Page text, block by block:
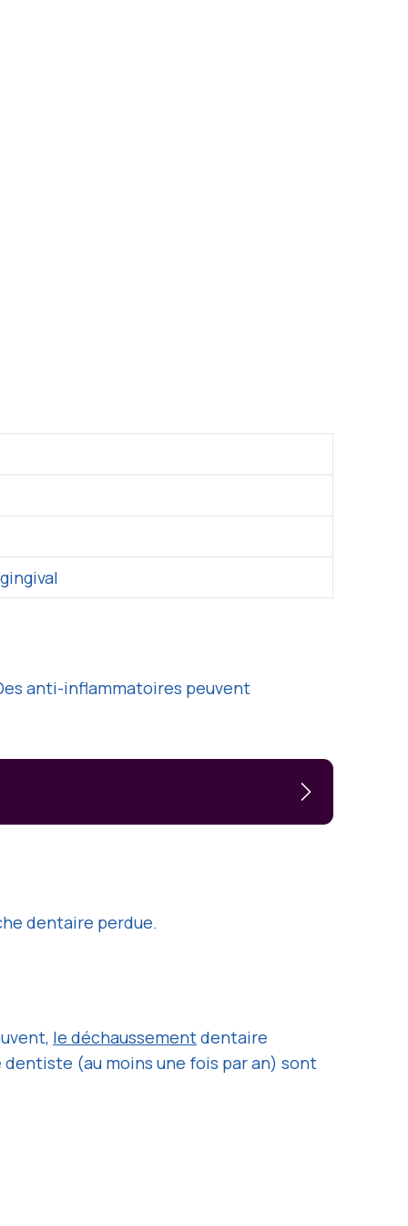
anti-inflammatoires peuvent
dentaire perdue.
le déchaussementdentaire
dentiste (au moins une fois par an) sont